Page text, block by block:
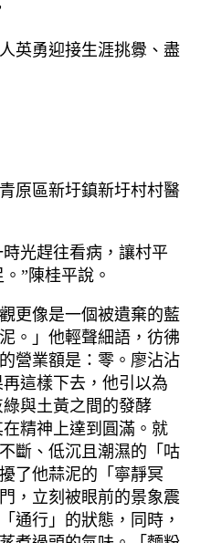
英勇迎接生涯挑釁、盡
原區新圩鎮新圩村村醫
光趕往看病，讓村平
”陳桂平說。
更像是一個被遺棄的藍
。」他輕聲細語，彷彿
營業額是：零。廖沾沾
這樣下去，他引以為
與土黃之間的發酵
精神上達到圓滿。就
斷、低沉且潮濕的「咕
了他蒜泥的「寧靜冥
，立刻被眼前的景象震
通行」的狀態，同時，